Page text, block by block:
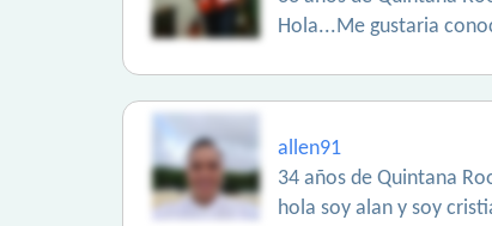
Hola...Me gustaria
allen91
34 años de Quintana
hola soy alan y soy